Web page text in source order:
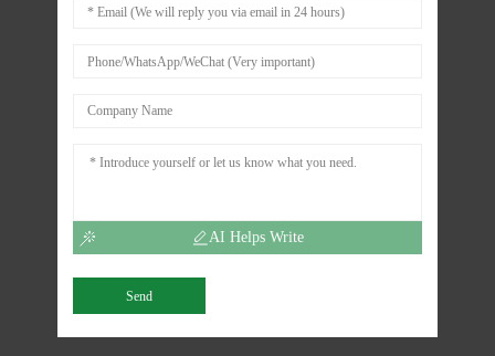
AI Helps Write
Send